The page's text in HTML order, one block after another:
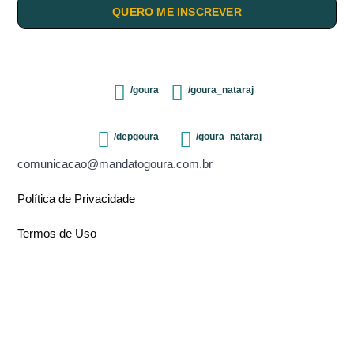
QUERO ME INSCREVER
/goura /goura_nataraj
/depgoura /goura_nataraj
comunicacao@mandatogoura.com.br
Política de Privacidade
Termos de Uso